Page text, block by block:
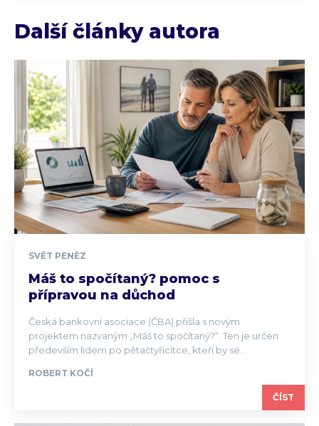
Další články autora
SVĚT PENĚZ
Máš to spočítaný? pomoc s
přípravou na důchod
Česká bankovní asociace (ČBA) přišla s novým
projektem nazvaným „Máš to spočítaný?“. Ten je určen
především lidem po pětačtyřicítce, kteří by se...
ROBERT KOČÍ
ČÍST